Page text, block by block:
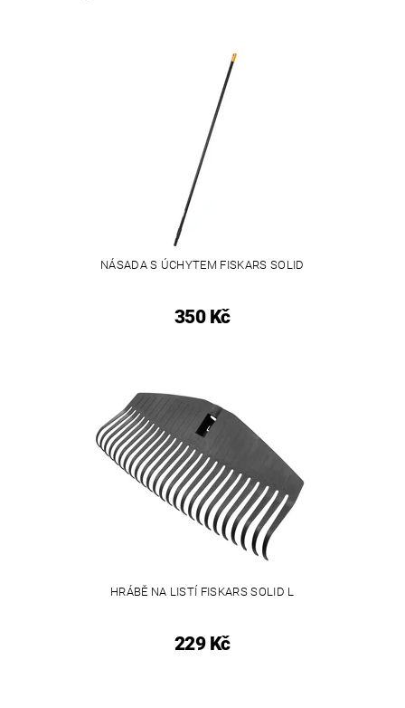
NÁSADA S ÚCHYTEM FISKARS SOLID
350 Kč
HRÁBĚ NA LISTÍ FISKARS SOLID L
229 Kč